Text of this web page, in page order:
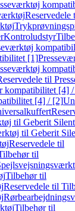
Reservedele
Kontroludstyr
[1]
til
kompatibilitet [4]
[4] / [2]
til Geberit
til Geberit
Reservedele til
til
Tilbehør til
Reservedele til
Tilbehør til